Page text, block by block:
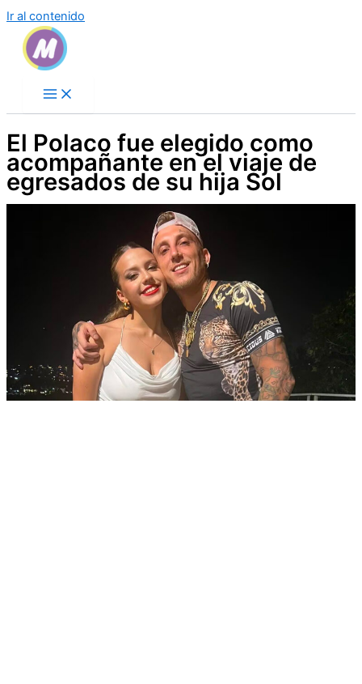
Ir al contenido
El Polaco fue elegido como
acompañante en el viaje de
egresados de su hija Sol